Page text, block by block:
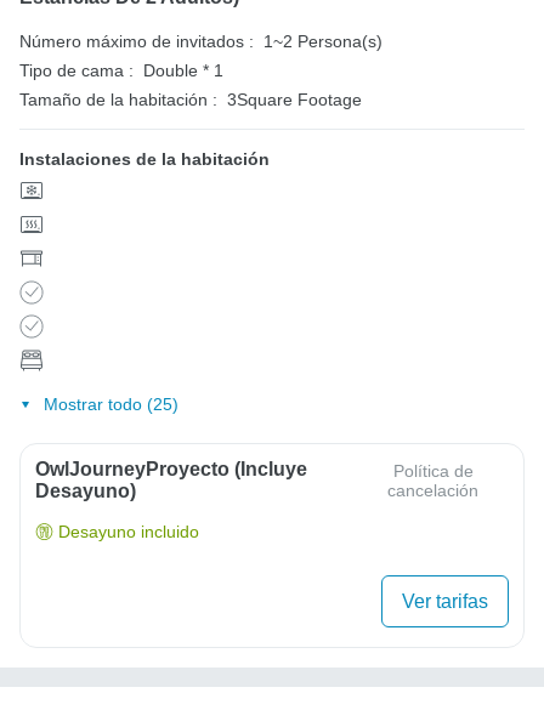
Número máximo de invitados :
1~2 Persona(s)
Tipo de cama :
Double * 1
Tamaño de la habitación : 3Square Footage
Instalaciones de la habitación
Mostrar todo (25)
OwlJourneyProyecto (Incluye
Desayuno)
Política de
cancelación
Desayuno incluido
Ver tarifas